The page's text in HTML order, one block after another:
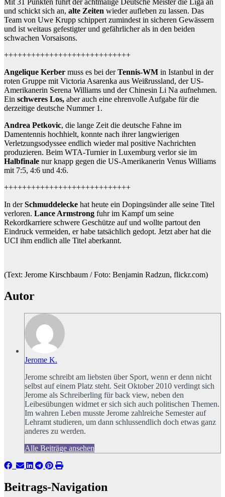
Mit 31 Punkten führt der achtmalige Deutsche Meister die Liga an
und schickt sich an, alte Zeiten wieder aufleben zu lassen. Das
Team von Uwe Krupp schippert zumindest in sicheren Gewässern
und ist weitaus gefestigter und gefährlicher als in den beiden
schwachen Vorsaisons.
++++++++++++++++++++++++++++
Angelique Kerber muss es bei derTennis-WM in Istanbul in der
roten Gruppe mit Victoria Asarenka aus Weißrussland, der US-
Amerikanerin Serena Williams und der Chinesin Li Na aufnehmen.
Ein schweres Los, aber auch eine ehrenvolle Aufgabe für die
derzeitige deutsche Nummer 1.
Andrea Petkovic, die lange Zeit die deutsche Fahne im
Damentennis hochhielt, konnte nach ihrer langwierigen
Verletzungsodyssee endlich wieder mal positive Nachrichten
produzieren. Beim WTA-Turnier in Luxemburg verlor sie im
Halbfinale nur knapp gegen die US-Amerikanerin Venus Williams
mit 7:5, 4:6 und 4:6.
++++++++++++++++++++++++++++
In derSchmuddelecke hat heute ein Dopingsünder alle seine Titel
verloren. Lance Armstrong fuhr im Kampf um seine
Rekordkarriere schwere Geschütze auf und wollte partout den
Eindruck vermeiden, er habe tatsächlich gedopt. Jetzt aber hat die
UCI ihm endlich alle Titel aberkannt.
(Text: Jerome Kirschbaum / Foto: Benjamin Radzun, flickr.com)
Autor
Jerome K.
Jerome schreibt am liebsten über Sport, wenn er denn nicht
selbst auf einem Platz steht. Seit Oktober 2010 verdingt sich
Jerome als Schreiberling für back view, neben den
Leibesübungen widmet er sich sich auch politischen Themen.
Im wahren Leben musste Jerome zahlreiche Semester auf
Lehramt studieren, um dann schlussendlich doch etwas ganz
anderes zu werden.
Alle Beiträge ansehen
Beitrags-Navigation